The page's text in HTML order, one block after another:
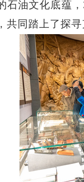
石油文化底蕴
共同踏上了探